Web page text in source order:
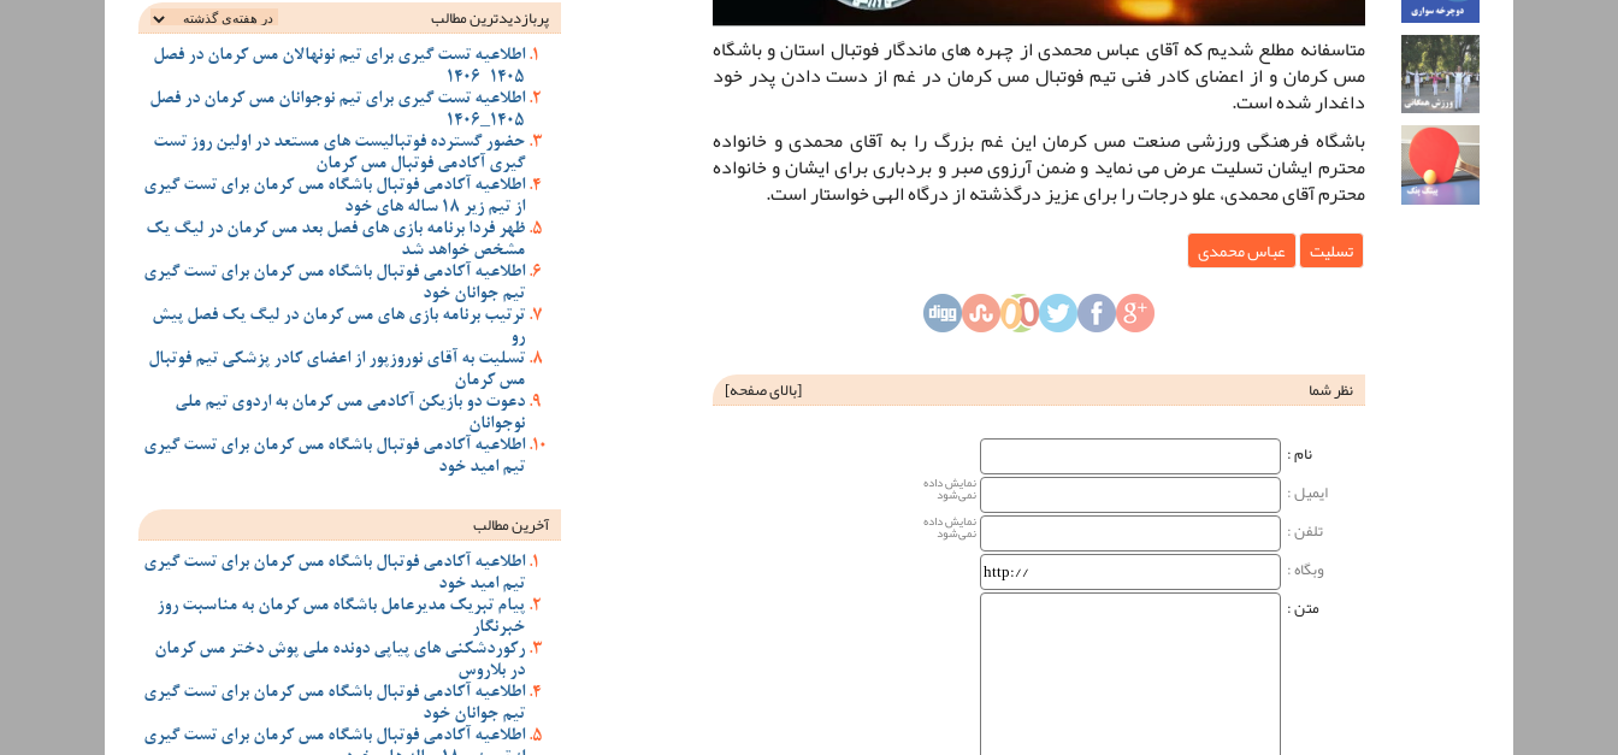
متاسفانه مطلع شدیم که آقای عباس محمدی از چهره های ماندگار فوتبال استان و باشگاه
مس کرمان و از اعضای کادر فنی تیم فوتبال مس کرمان در غم از دست دادن پدر خود
داغدار شده است.
باشگاه فرهنگی ورزشی صنعت مس کرمان این غم بزرگ را به آقای محمدی و خانواده
محترم ایشان تسلیت عرض می نماید و ضمن آرزوی صبر و بردباری برای ایشان و خانواده
محترم آقای محمدی، علو درجات را برای عزیز درگذشته از درگاه الهی خواستار است.
تسلیت عباس محمدی
نظر شما [بالای صفحه]
نام‌ :
ایمیل :
نمایش داده
نمی‌شود
تلفن : نمایش داده
نمی‌شود
وبگاه‌ :
متن :
پربازدیدترین‌ مطالب
اطلاعیه تست گیری برای تیم نونهالان مس کرمان در فصل
1405-1406
اطلاعیه تست گیری برای تیم نوجوانان مس کرمان در فصل
1405_1406
حضور گسترده فوتبالیست های مستعد در اولین روز تست
گیری آکادمی فوتبال مس کرمان
اطلاعیه آکادمی فوتبال باشگاه مس کرمان برای تست گیری
از تیم زیر 18 ساله های خود
ظهر فردا برنامه بازی های فصل بعد مس کرمان در لیگ یک
مشخص خواهد شد
اطلاعیه آکادمی فوتبال باشگاه مس کرمان برای تست گیری
تیم جوانان خود
ترتیب برنامه بازی های مس کرمان در لیگ یک فصل پیش
رو
تسلیت به آقای نوروزپور از اعضای کادر پزشکی تیم فوتبال
مس کرمان
دعوت دو بازیکن آکادمی مس کرمان به اردوی تیم ملی
نوجوانان
اطلاعیه آکادمی فوتبال باشگاه مس کرمان برای تست گیری
تیم امید خود
آخرین مطالب
اطلاعیه آکادمی فوتبال باشگاه مس کرمان برای تست گیری
تیم امید خود
پیام تبریک مدیرعامل باشگاه مس کرمان به مناسبت روز
خبرنگار
رکوردشکنی های پیاپی دونده ملی پوش دختر مس کرمان
در بلاروس
اطلاعیه آکادمی فوتبال باشگاه مس کرمان برای تست گیری
تیم جوانان خود
اطلاعیه آکادمی فوتبال باشگاه مس کرمان برای تست گیری